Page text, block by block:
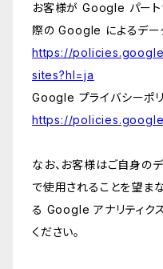
お客様が Google パート
際の Google によるデー
https://
sites?hl=ja
Google プライバシーポリ
https://
なお、お客様はご自身の
で使用されることを望ま
る Google アナリティク
ください。